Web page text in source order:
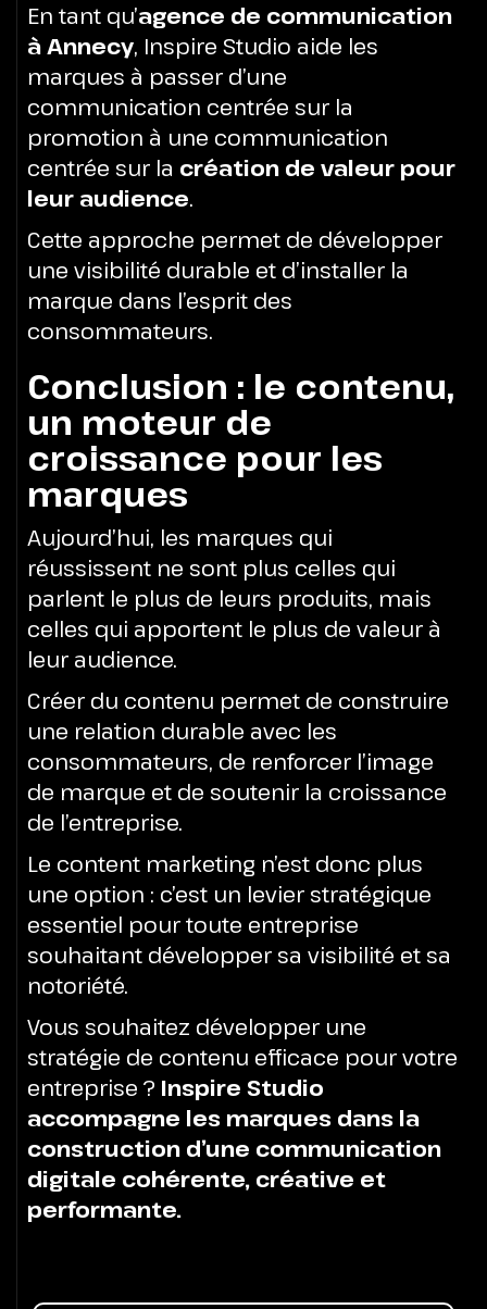
En tant qu’agence de communication
à Annecy, Inspire Studio aide les
marques à passer d’une
communication centrée sur la
promotion à une communication
centrée sur la création de valeur pour
leur audience.
Cette approche permet de développer
une visibilité durable et d’installer la
marque dans l’esprit des
consommateurs.
Conclusion : le contenu,
un moteur de
croissance pour les
marques
Aujourd’hui, les marques qui
réussissent ne sont plus celles qui
parlent le plus de leurs produits, mais
celles qui apportent le plus de valeur à
leur audience.
Créer du contenu permet de construire
une relation durable avec les
consommateurs, de renforcer l’image
de marque et de soutenir la croissance
de l’entreprise.
Le content marketing n’est donc plus
une option : c’est un levier stratégique
essentiel pour toute entreprise
souhaitant développer sa visibilité et sa
notoriété.
Vous souhaitez développer une
stratégie de contenu efficace pour votre
entreprise ? Inspire Studio
accompagne les marques dans la
construction d’une communication
digitale cohérente, créative et
performante.